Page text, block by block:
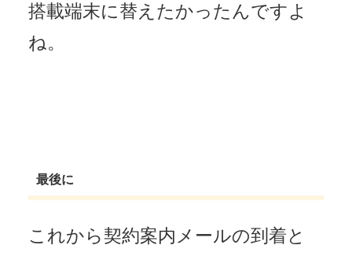
搭載端末に替えたかったんですよ
ね。
最後に
これから契約案内メールの到着と